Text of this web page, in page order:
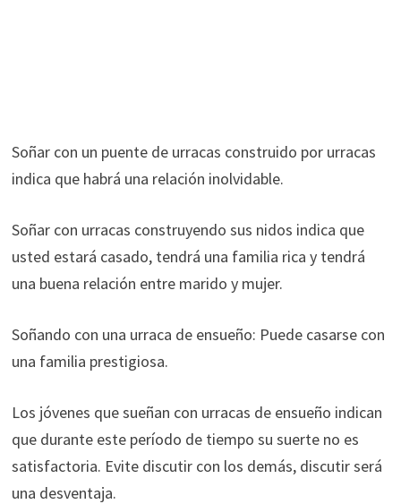
Soñar con un puente de urracas construido por urracas
indica que habrá una relación inolvidable.
Soñar con urracas construyendo sus nidos indica que
usted estará casado, tendrá una familia rica y tendrá
una buena relación entre marido y mujer.
Soñando con una urraca de ensueño: Puede casarse con
una familia prestigiosa.
Los jóvenes que sueñan con urracas de ensueño indican
que durante este período de tiempo su suerte no es
satisfactoria. Evite discutir con los demás, discutir será
una desventaja.